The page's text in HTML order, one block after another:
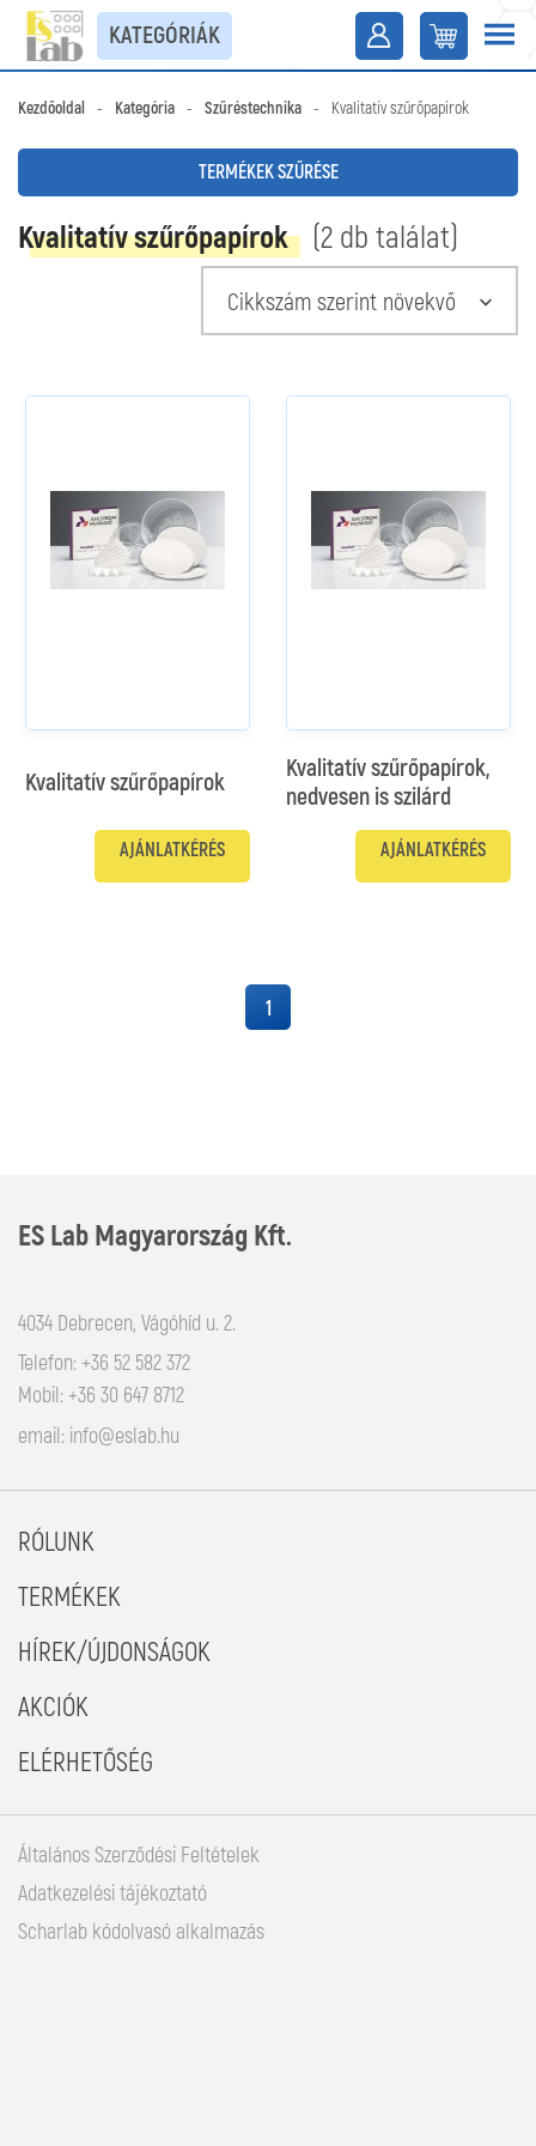
KATEGÓRIÁK
Kezdőoldal - Kategória - Szűréstechnika - Kvalitatív szűrőpapírok
TERMÉKEK SZŰRÉSE
Kvalitatív szűrőpapírok (2 db találat)
Cikkszám szerint növekvő
Kvalitatív szűrőpapírok
AJÁNLATKÉRÉS
Kvalitatív szűrőpapírok,
nedvesen is szilárd
AJÁNLATKÉRÉS
1
ES Lab Magyarország Kft.
4034 Debrecen, Vágóhíd u. 2.
Telefon: +36 52 582 372
Mobil: +36 30 647 8712
email: info@eslab.hu
RÓLUNK
TERMÉKEK
HÍREK/ÚJDONSÁGOK
AKCIÓK
ELÉRHETŐSÉG
Általános Szerződési Feltételek
Adatkezelési tájékoztató
Scharlab kódolvasó alkalmazás